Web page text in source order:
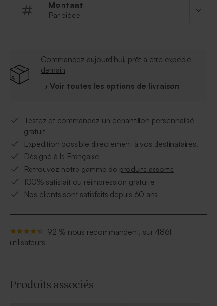
Montant
Par pièce
Commandez aujourd'hui, prêt à être expédié
demain
› Voir toutes les options de livraison
Testez et commandez un échantillon personnalisé
gratuit
Expédition possible directement à vos destinataires.
Désigné à la Française
Retrouvez notre gamme de produits assortis
100% satisfait ou réimpression gratuite
Nos clients sont satisfaits depuis 60 ans
92 % nous recommandent, sur 4861
utilisateurs.
Produits associés